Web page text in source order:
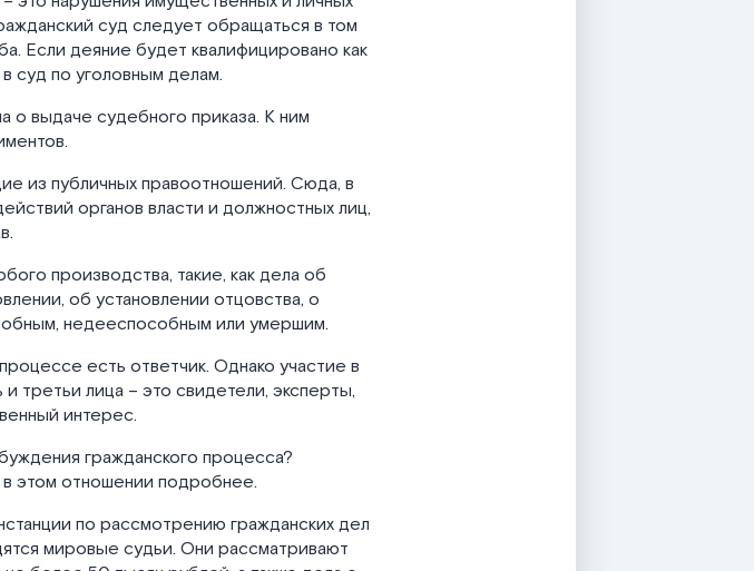
суд следует обращаться в том
Если деяние будет квалифицировано как
суд по уголовным делам.
о выдаче судебного приказа. К ним
из публичных правоотношений. Сюда, в
органов власти и должностных лиц,
производства, такие, как дела об
об установлении отцовства, о
недееспособным или умершим.
есть ответчик. Однако участие в
третьи лица – это свидетели, эксперты,
интерес.
гражданского процесса?
этом отношении подробнее.
по рассмотрению гражданских дел
мировые судьи. Они рассматривают